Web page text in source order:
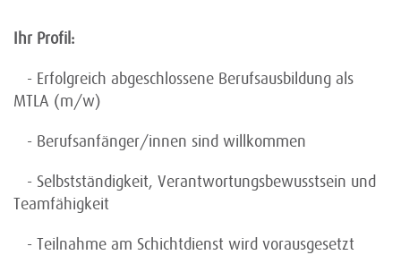
Ihr Profil:
- Erfolgreich abgeschlossene Berufsausbildung als
MTLA (m/w)
- Berufsanfänger/innen sind willkommen
- Selbstständigkeit, Verantwortungsbewusstsein und
Teamfähigkeit
- Teilnahme am Schichtdienst wird vorausgesetzt